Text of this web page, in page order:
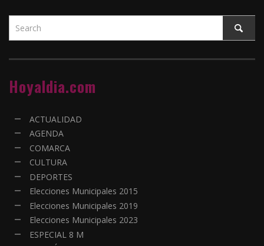
Hoyaldia.com
ACTUALIDAD
AGENDA
COMARCA
CULTURA
DEPORTES
Elecciones Municipales 2015
Elecciones Municipales 2019
Elecciones Municipales 2023
ESPECIAL 8 M